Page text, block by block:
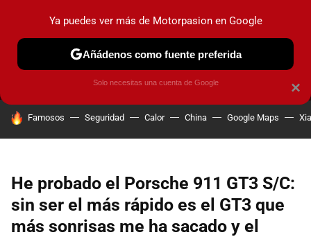
MENÚ NUEVO
COCHES ELÉCTRICOS OBSERVATORIO
HOY SE HABLA DE
Famosos Seguridad Calor China Google Maps
He probado el Porsche 911 GT3 S/C:
sin ser el más rápido es el GT3 que
más sonrisas me ha sacado y el
×
Ya puedes ver más de Motorpasion en Google
Añádenos como fuente preferida
Solo necesitas una cuenta de Google